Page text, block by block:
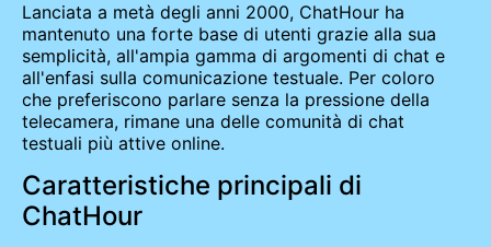
Lanciata a metà degli anni 2000, ChatHour ha
mantenuto una forte base di utenti grazie alla sua
semplicità, all'ampia gamma di argomenti di chat e
all'enfasi sulla comunicazione testuale. Per coloro
che preferiscono parlare senza la pressione della
telecamera, rimane una delle comunità di chat
testuali più attive online.
Caratteristiche principali di
ChatHour